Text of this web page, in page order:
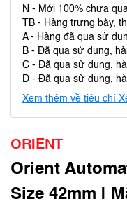
N - Mới 100% chưa
TB - Hàng trưng bày,
A - Hàng đã qua sử
B - Đã qua sử dụng,
C - Đã qua sử dụng,
D - Đã qua sử dụng,
Xem thêm về tiêu chí
ORIENT
Orient
Size 42mm |